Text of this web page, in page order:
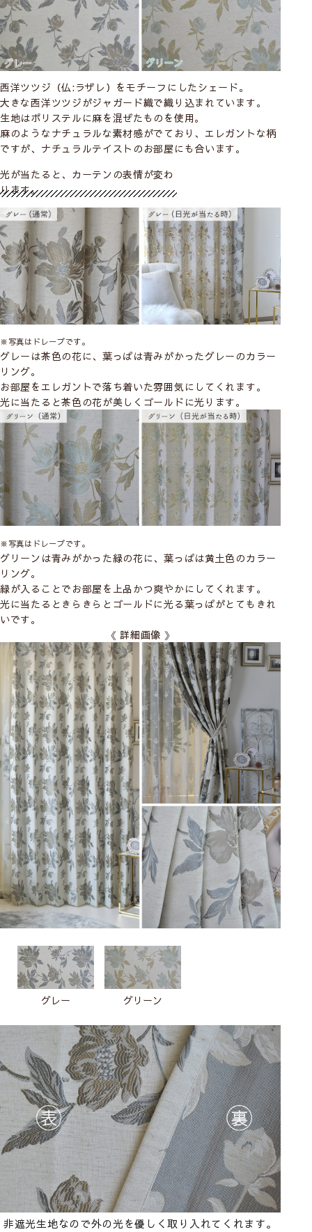
西洋ツツジ（仏:ラザレ）をモチーフにしたシェード。
大きな西洋ツツジがジャガード織で織り込まれています。
生地はポリステルに麻を混ぜたものを使用。
麻のようなナチュラルな素材感がでており、エレガントな柄
ですが、ナチュラルテイストのお部屋にも合います。
光が当たると、カーテンの表情が変わ
ります。
※写真はドレープです。
グレーは茶色の花に、葉っぱは青みがかったグレーのカラー
リング。
お部屋をエレガントで落ち着いた雰囲気にしてくれます。
光に当たると茶色の花が美しくゴールドに光ります。
※写真はドレープです。
グリーンは青みがかった緑の花に、葉っぱは黄土色のカラー
リング。
緑が入ることでお部屋を上品かつ爽やかにしてくれます。
光に当たるときらきらとゴールドに光る葉っぱがとてもきれ
いです。
《 詳細画像 》
グレー グリーン
非遮光生地なので外の光を優しく取り入れてくれます。